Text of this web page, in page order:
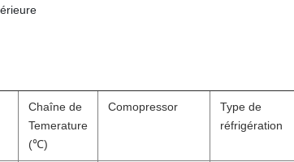
Chaîne de
Temerature
(℃)
Comopressor
Type de
réfrigération